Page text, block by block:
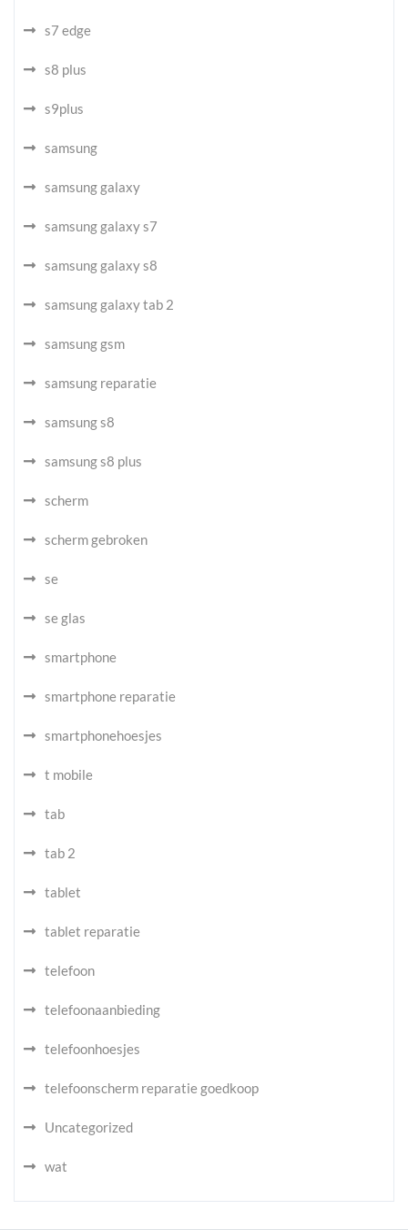
s7 edge
s8 plus
s9plus
samsung
samsung galaxy
samsung galaxy s7
samsung galaxy s8
samsung galaxy tab 2
samsung gsm
samsung reparatie
samsung s8
samsung s8 plus
scherm
scherm gebroken
se
se glas
smartphone
smartphone reparatie
smartphonehoesjes
t mobile
tab
tab 2
tablet
tablet reparatie
telefoon
telefoonaanbieding
telefoonhoesjes
telefoonscherm reparatie goedkoop
Uncategorized
wat